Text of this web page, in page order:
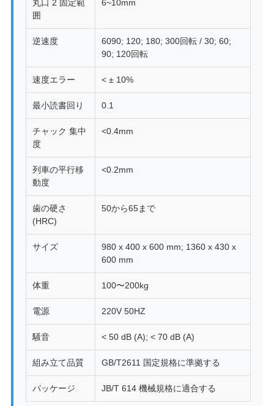
丸口 2 固定範
囲
6~10mm
逆速度
6090; 120; 180; 300回転 / 30; 60;
90; 120回転
速度エラー < ± 10%
最小読書回り 0.1
チャック 集中
度
<0.4mm
列車の平行移
動度
<0.2mm
歯の硬さ
(HRC)
50から65まで
サイズ
980 x 400 x 600 mm; 1360 x 430 x
600 mm
体重 100〜200kg
電源 220V 50HZ
騒音 < 50 dB (A); < 70 dB (A)
組み立て品質 GB/T2611 国定規格に準拠する
パッケージ JB/T 614 機械規格に適合する